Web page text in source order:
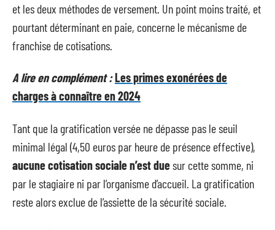
et les deux méthodes de versement. Un point moins traité, et
pourtant déterminant en paie, concerne le mécanisme de
franchise de cotisations.
A lire en complément :Les primes exonérées de
charges à connaître en 2024
Tant que la gratification versée ne dépasse pas le seuil
minimal légal (4,50 euros par heure de présence effective),
aucune cotisation sociale n’est duesur cette somme, ni
par le stagiaire ni par l’organisme d’accueil. La gratification
reste alors exclue de l’assiette de la sécurité sociale.